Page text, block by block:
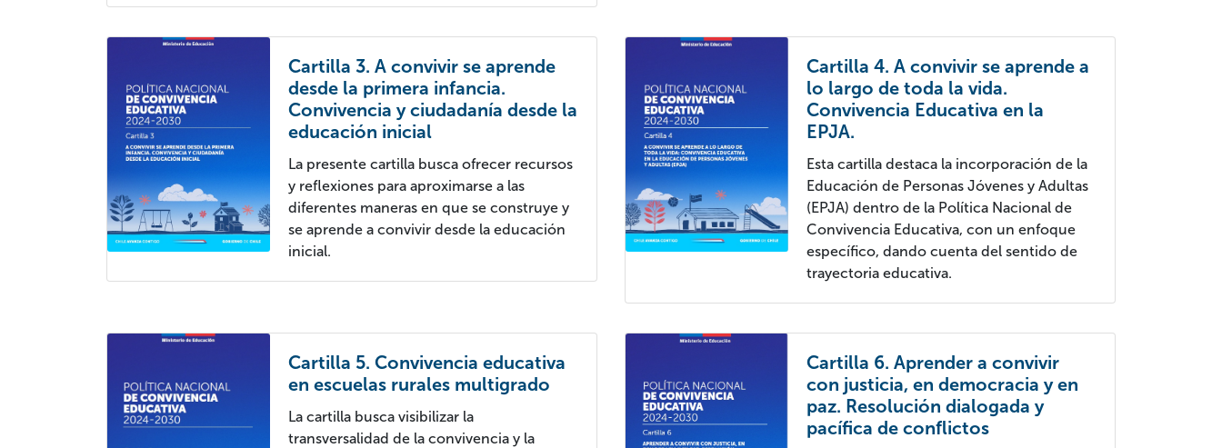
Cartilla 3. A convivir se aprende
desde la primera infancia.
Convivencia y ciudadanía desde la
educación inicial
La presente cartilla busca ofrecer recursos
y reflexiones para aproximarse a las
diferentes maneras en que se construye y
se aprende a convivir desde la educación
inicial.
Cartilla 4. A convivir se aprende a
lo largo de toda la vida.
Convivencia Educativa en la
EPJA.
Esta cartilla destaca la incorporación de la
Educación de Personas Jóvenes y Adultas
(EPJA) dentro de la Política Nacional de
Convivencia Educativa, con un enfoque
específico, dando cuenta del sentido de
trayectoria educativa.
Cartilla 5. Convivencia educativa
en escuelas rurales multigrado
La cartilla busca visibilizar la
transversalidad de la convivencia y la
Cartilla 6. Aprender a convivir
con justicia, en democracia y en
paz. Resolución dialogada y
pacífica de conflictos